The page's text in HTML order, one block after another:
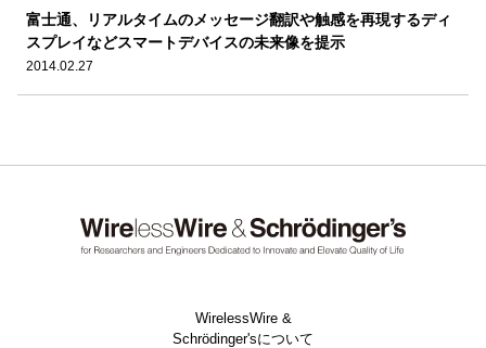
富士通、リアルタイムのメッセージ翻訳や触感を再現するディ
スプレイなどスマートデバイスの未来像を提示
2014.02.27
WirelessWire &
Schrödinger'sについて